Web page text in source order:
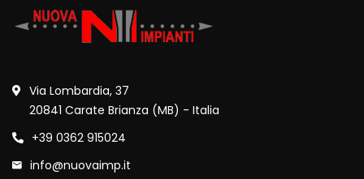
Via Lombardia, 37
20841 Carate Brianza (MB) - Italia
+39 0362 915024
info@nuovaimp.it